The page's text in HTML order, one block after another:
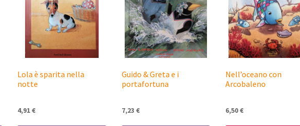
Lola è sparita nella
notte
4,91€
Guido & Greta e i
portafortuna
7,23 €
Nell’oceano con
Arcobaleno
6,50€